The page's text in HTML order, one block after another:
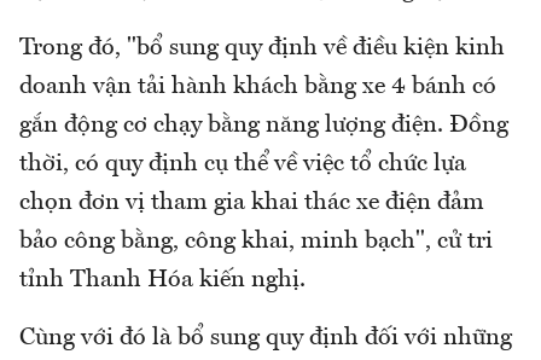
Trong đó, "bổ sung quy định về điều kiện kinh
doanh vận tải hành khách bằng xe 4 bánh có
gắn động cơ chạy bằng năng lượng điện. Đồng
thời, có quy định cụ thể về việc tổ chức lựa
chọn đơn vị tham gia khai thác xe điện đảm
bảo công bằng, công khai, minh bạch", cử tri
tỉnh Thanh Hóa kiến nghị.
Cùng với đó là bổ sung quy định đối với những